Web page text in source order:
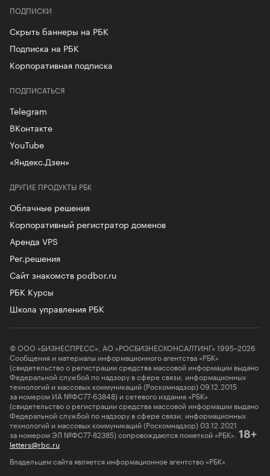
ПОДПИСКИ
Скрыть баннеры на РБК
Подписка на РБК
Корпоративная подписка
ДРУГИЕ ПРОДУКТЫ РБК
Облачные решения
Корпоративный регистратор доменов
Аренда VPS
Рег.решения
Сайт знакомств podbor.ru
РБК Курсы
Школа управления РБК
ПОДПИСАТЬСЯ
Telegram
ВКонтакте
YouTube
«Яндекс.Дзен»
© ООО «БИЗНЕСПРЕСС», АО «РОСБИЗНЕСКОНСАЛТИНГ» 1995–2026
Сообщения и материалы информационного агентства «РБК»
(свидетельство о регистрации средства массовой информации выдано
Федеральной службой по надзору в сфере связи, информационных
технологий и массовых коммуникаций (Роскомнадзор) 09.12.2015
за номером ИА №ФС77-63848) и сетевого издания «РБК»
(свидетельство о регистрации средства массовой информации выдано
Федеральной службой по надзору в сфере связи, информационных
технологий и массовых коммуникаций (Роскомнадзор) 03.12.2021
за номером ЭЛ №ФС77-82385) сопровождаются пометкой «РБК». 18+
letters@rbc.ru
Владельцем сайта является информационное агентство «РБК».